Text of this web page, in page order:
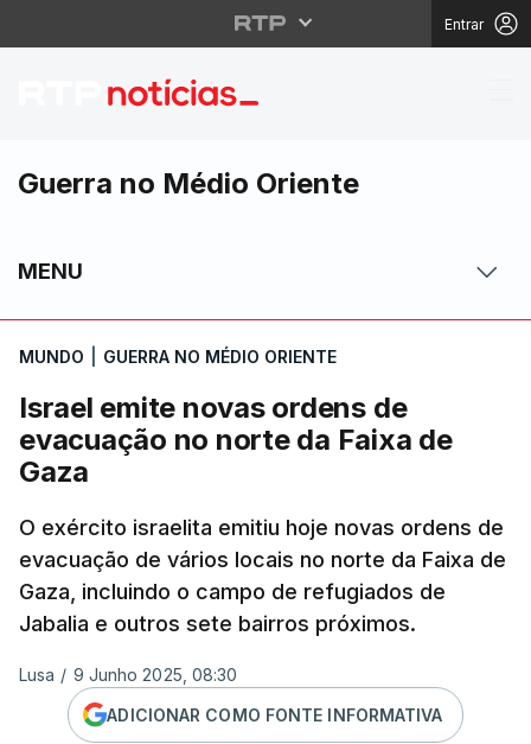
Entrar
Israel emite novas
Guerra no Médio Oriente
MENU
MUNDO GUERRA NO MÉDIO ORIENTE
Israel emite novas ordens de
evacuação no norte da Faixa de
Gaza
O exército israelita emitiu hoje novas ordens de
evacuação de vários locais no norte da Faixa de
Gaza, incluindo o campo de refugiados de
Jabalia e outros sete bairros próximos.
Lusa / 9 Junho 2025, 08:30
ADICIONAR COMO FONTE INFORMATIVA